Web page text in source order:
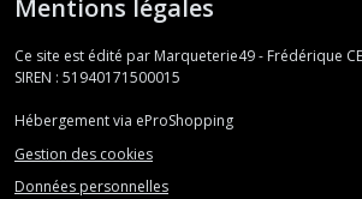
Mentions légales
Ce site est édité par Marqueterie49 - Frédérique
SIREN : 51940171500015
Hébergement via eProShopping
Gestion des cookies
Données personnelles